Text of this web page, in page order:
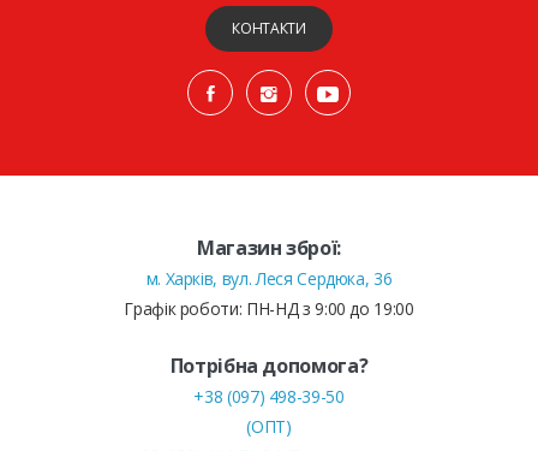
КОНТАКТИ
Магазин зброї:
м. Харків, вул. Леся Сердюка, 36
Графік роботи: ПН-НД з 9:00 до 19:00
Потрібна допомога?
+38 (097) 498-39-50
(ОПТ)